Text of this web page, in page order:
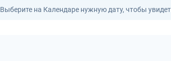
Выберите на Календаре нужную дату, чтобы